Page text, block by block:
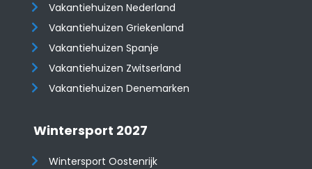
Vakantiehuizen Nederland
Vakantiehuizen Griekenland
Vakantiehuizen Spanje
​​​​​​​Vakantiehuizen Zwitserland
Vakantiehuizen Denemarken
Wintersport 2027
Wintersport Oostenrijk